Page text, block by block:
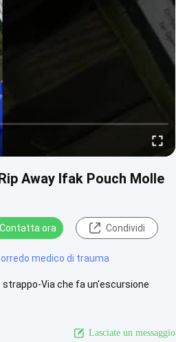
Away Ifak Pouch Molle
Contatta ora Condividi
medico di trauma
Via che fa un'escursione
Lasciate un messaggio